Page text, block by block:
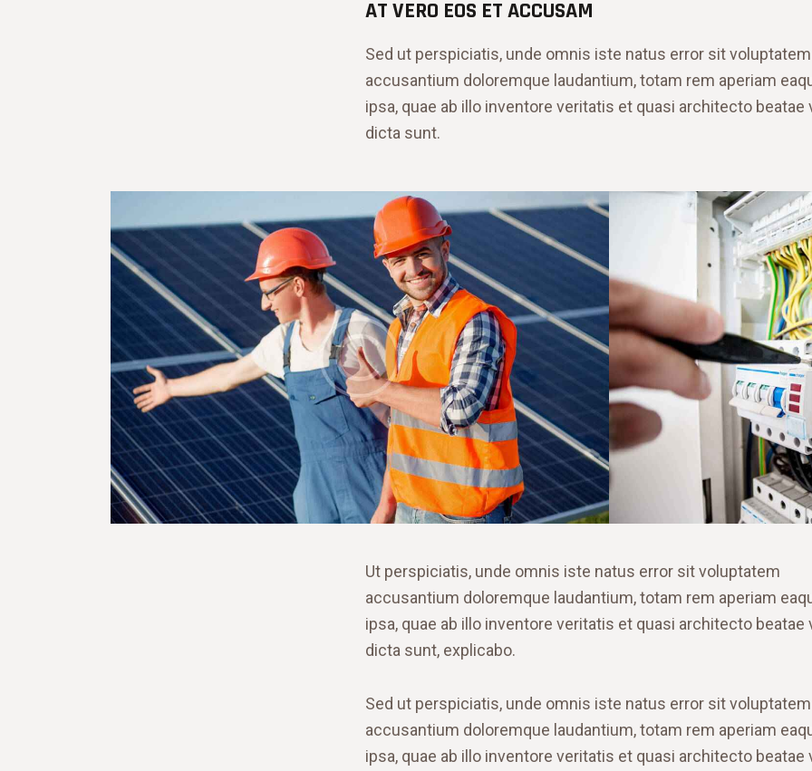
AT VERO EOS ET ACCUSAM
Sed ut perspiciatis, unde omnis iste natus error sit voluptatem
accusantium doloremque laudantium, totam rem aperiam
ipsa, quae ab illo inventore veritatis et quasi architecto beatae
dicta sunt.
Ut perspiciatis, unde omnis iste natus error sit voluptatem
accusantium doloremque laudantium, totam rem aperiam
ipsa, quae ab illo inventore veritatis et quasi architecto beatae
dicta sunt, explicabo.
Sed ut perspiciatis, unde omnis iste natus error sit voluptatem
accusantium doloremque laudantium, totam rem aperiam
ipsa, quae ab illo inventore veritatis et quasi architecto beatae